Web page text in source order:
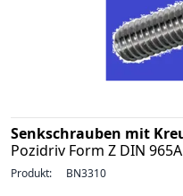
Senkschrauben mit
Pozidriv Form Z DIN 965A
Produkt: BN3310